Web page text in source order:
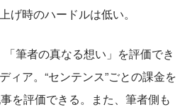
げ時のハードルは低い。
「筆者の真なる想い」を評価でき
ィア。“センテンス”ごとの課金を
を評価できる。また、筆者側も